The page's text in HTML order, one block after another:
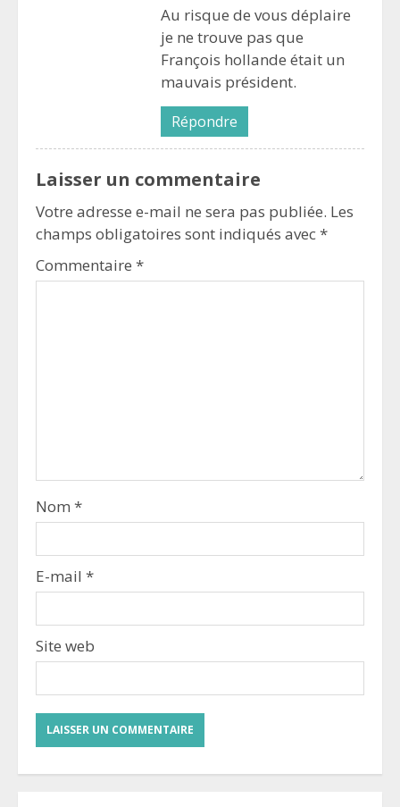
Au risque de vous déplaire
je ne trouve pas que
François hollande était un
mauvais président.
Répondre
Laisser un commentaire
Votre adresse e-mail ne sera pas publiée. Les
champs obligatoires sont indiqués avec*
Commentaire *
Nom *
E-mail *
Site web